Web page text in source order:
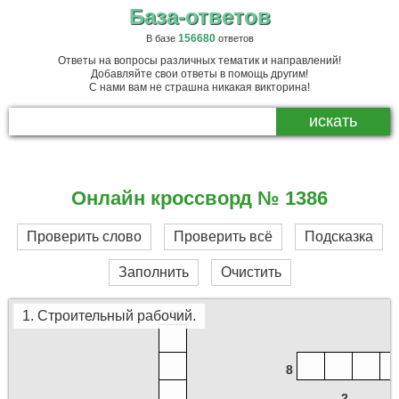
База-ответов
В базе 156680ответов
Ответы на вопросы различных тематик и направлений!
Добавляйте свои ответы в помощь другим!
С нами вам не страшна никакая викторина!
Онлайн кроссворд № 1386
Проверить слово Проверить всё Подсказка
Заполнить Очистить
1. Строительный рабочий.
29
8